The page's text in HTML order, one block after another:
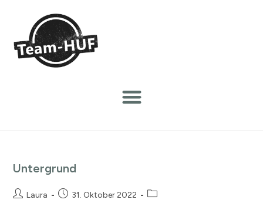
Untergrund
Laura 31. Oktober 2022